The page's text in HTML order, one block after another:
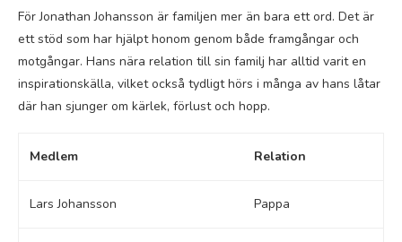
För Jonathan Johansson är familjen mer än bara ett ord. Det är
ett stöd som har hjälpt honom genom både framgångar och
motgångar. Hans nära relation till sin familj har alltid varit en
inspirationskälla, vilket också tydligt hörs i många av hans låtar
där han sjunger om kärlek, förlust och hopp.
Medlem Relation
Lars Johansson Pappa